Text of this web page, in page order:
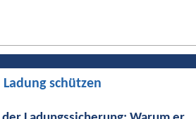
schützen